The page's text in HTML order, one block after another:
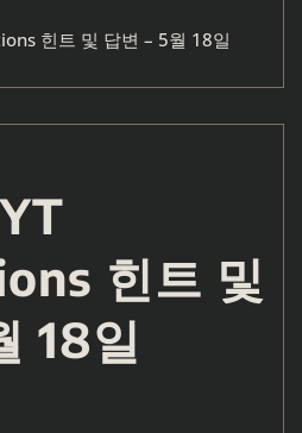
힌트 및 답변 – 5월 18일
힌트 및
18일